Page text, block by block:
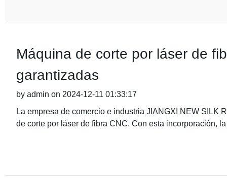
Máquina de corte por láser de
garantizadas
by admin on 2024-12-11 01:33:17
La empresa de comercio e industria JIANGXI NEW SILK
de corte por láser de fibra CNC. Con esta incorporación,